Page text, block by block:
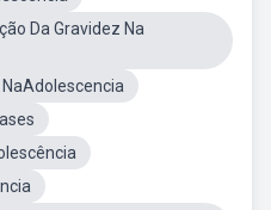
Da Gravidez Na